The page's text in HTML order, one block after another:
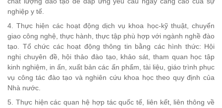
nghiệp y tế.
4. Thực hiện các hoạt động dịch vụ khoa học-kỹ thuật, chuyển
giao công nghệ, thực hành, thực tập phù hợp với ngành nghề đào
tạo. Tổ chức các hoạt động thông tin bằng các hình thức: Hội
nghị chuyên đề, hội thảo đào tạo, khảo sát, tham quan học tập
kinh nghiệm, in ấn, xuất bản các ấn phẩm, tài liệu, giáo trình phục
vụ công tác đào tạo và nghiên cứu khoa học theo quy định của
Nhà nước.
5. Thực hiện các quan hệ hợp tác quốc tế, liên kết, liên thông về